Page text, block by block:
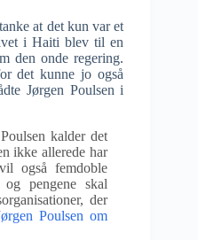
at det kun var et
i Haiti blev til en
den onde regering.
det kunne jo også
Jørgen Poulsen i
kalder det
ikke allerede har
også femdoble
pengene skal
der
Poulsen om